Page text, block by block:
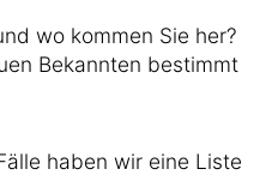
wo kommen Sie her?
Bekannten bestimmt
haben wir eine Liste